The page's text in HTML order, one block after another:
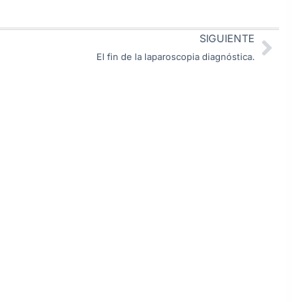
SIGUIENTE
El fin de la laparoscopia diagnóstica.